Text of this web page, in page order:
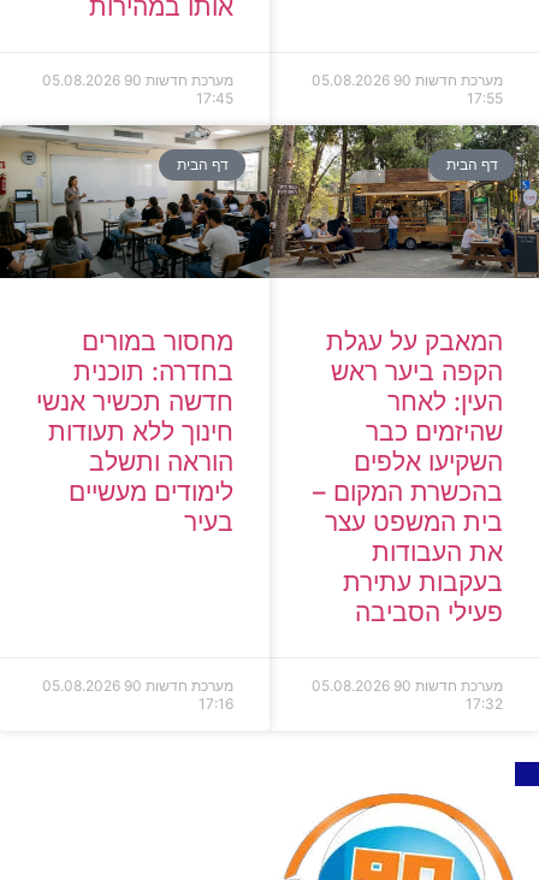
מערכת חדשות 90
05.08.2026
17:55
אותו במהירות
מערכת חדשות 90
05.08.2026
17:45
דף הבית
המאבק על עגלת
הקפה ביער ראש
העין: לאחר
שהיזמים כבר
השקיעו אלפים
בהכשרת המקום –
בית המשפט עצר
את העבודות
בעקבות עתירת
פעילי הסביבה
מערכת חדשות 90
05.08.2026
17:32
דף הבית
מחסור במורים
בחדרה: תוכנית
חדשה תכשיר אנשי
חינוך ללא תעודות
הוראה ותשלב
לימודים מעשיים
בעיר
מערכת חדשות 90
05.08.2026
17:16